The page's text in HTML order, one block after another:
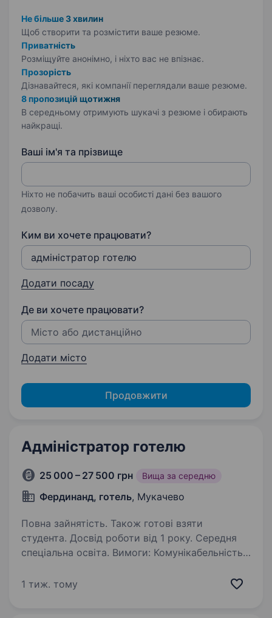
Не більше 3 хвилин
Щоб створити та розмістити ваше резюме.
Приватність
Розміщуйте анонімно, і ніхто вас не впізнає.
Прозорість
Дізнавайтеся, які компанії переглядали ваше резюме.
8 пропозицій щотижня
В середньому отримують шукачі з резюме і обирають
найкращі.
Ваші ім'я та прізвище
Ніхто не побачить ваші особисті дані без вашого
дозволу.
Ким ви хочете працювати?
Додати посаду
Де ви хочете працювати?
Додати місто
Продовжити
Адміністратор готелю
25 000 – 27 500 грн Вища за середню
Фердинанд, готель, Мукачево
Повна зайнятість. Також готові взяти
студента. Досвід роботи від 1 року. Середня
спеціальна освіта. Вимоги: Комунікабельність,
ввічливість. Знання англійської мови. Умови
1 тиж. тому